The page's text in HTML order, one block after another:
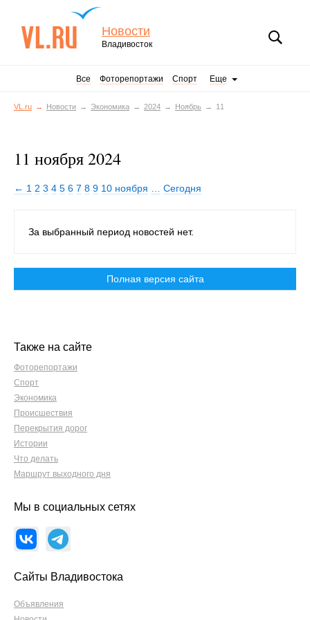
Новости
Владивосток
Все Фоторепортажи Спорт Еще
VL.ru Новости Экономика 2024 Ноябрь 11
11 ноября 2024
← 1 2 3 4 5 6 7 8 9 10 ноября Сегодня
За выбранный период новостей нет.
Полная версия сайта
Также на сайте
Фоторепортажи
Спорт
Экономика
Происшествия
Перекрытия дорог
Истории
Что делать
Маршрут выходного дня
Мы в социальных сетях
Сайты Владивостока
Объявления